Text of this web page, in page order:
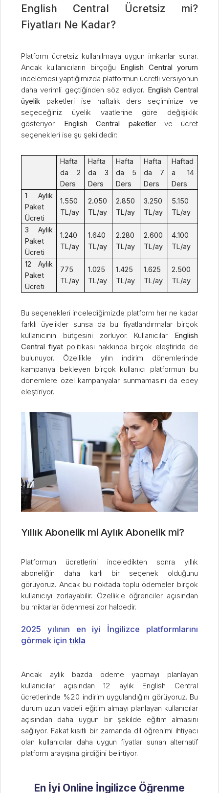
English Central Ücretsiz mi?
Fiyatları Ne Kadar?
Platform ücretsiz kullanılmaya uygun imkanlar sunar.
Ancak kullanıcıların birçoğu English Central yorum
incelemesi yaptığımızda platformun ücretli versiyonun
daha verimli geçtiğinden söz ediyor. English Central
üyelikpaketleri ise haftalık ders seçiminize ve
seçeceğiniz üyelik vaatlerine göre değişiklik
gösteriyor. English Central paketlerve ücret
seçenekleri ise şu şekildedir:
Hafta
da 2
Ders
Hafta
da 3
Ders
Hafta
da 5
Ders
Hafta
da 7
Ders
Haftad
a 14
Ders
1 Aylık
Paket
Ücreti
1.550
TL/ay
2.050
TL/ay
2.850
TL/ay
3.250
TL/ay
5.150
TL/ay
3 Aylık
Paket
Ücreti
1.240
TL/ay
1.640
TL/ay
2.280
TL/ay
2.600
TL/ay
4.100
TL/ay
12 Aylık
Paket
Ücreti
775
TL/ay
1.025
TL/ay
1.425
TL/ay
1.625
TL/ay
2.500
TL/ay
Bu seçenekleri incelediğimizde platform her ne kadar
farklı üyelikler sunsa da bu fiyatlandırmalar birçok
kullanıcının bütçesini zorluyor. Kullanıcılar English
Central fiyat politikası hakkında birçok eleştiride de
bulunuyor. Özellikle yılın indirim dönemlerinde
kampanya bekleyen birçok kullanıcı platformun bu
dönemlere özel kampanyalar sunmamasını da epey
eleştiriyor.
Yıllık Abonelik mi Aylık Abonelik mi?
Platformun ücretlerini inceledikten sonra yıllık
aboneliğin daha karlı bir seçenek olduğunu
görüyoruz. Ancak bu noktada toplu ödemeler birçok
kullanıcıyı zorlayabilir. Özellikle öğrenciler açısından
bu miktarlar ödenmesi zor haldedir.
2025 yılının en iyi İngilizce platformlarını
görmek için tıkla
Ancak aylık bazda ödeme yapmayı planlayan
kullanıcılar açısından 12 aylık English Central
ücretlerinde %20 indirim uygulandığını görüyoruz. Bu
durum uzun vadeli eğitim almayı planlayan kullanıcılar
açısından daha uygun bir şekilde eğitim almasını
sağlıyor. Fakat kısıtlı bir zamanda dil öğrenimi ihtiyacı
olan kullanıcılar daha uygun fiyatlar sunan alternatif
platform arayışına girdiğini belirtiyor.
En İyi Online İngilizce Öğrenme